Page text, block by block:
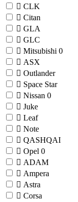
CLK
Citan
GLA
GLC
Mitsubishi 0
ASX
Outlander
Space Star
Nissan 0
Juke
Leaf
Note
QASHQAI
Opel 0
ADAM
Ampera
Astra
Corsa